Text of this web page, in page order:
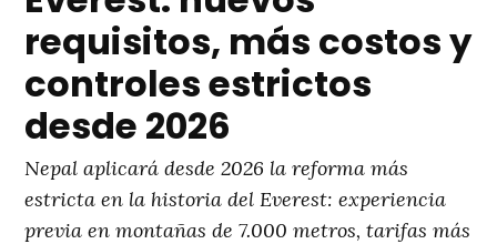
requisitos, más costos y
controles estrictos
desde 2026
Nepal aplicará desde 2026 la reforma más
estricta en la historia del Everest: experiencia
previa en montañas de 7.000 metros, tarifas más